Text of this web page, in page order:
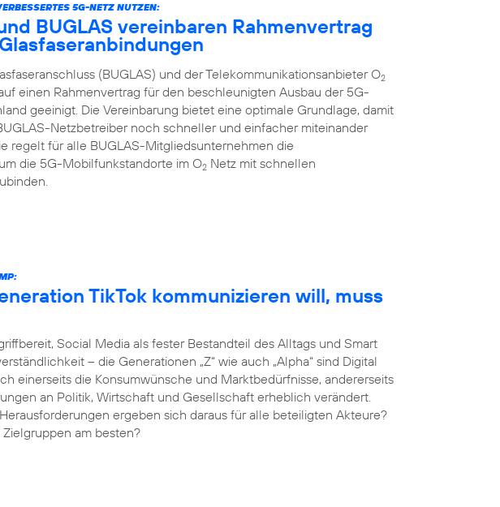
5G-NETZ NUTZEN:
BUGLAS vereinbaren Rahmenvertrag
(BUGLAS) und der Telekommunikationsanbieter O2
einen Rahmenvertrag für den beschleunigten Ausbau der 5G-
geeinigt. Die Vereinbarung bietet eine optimale Grundlage, damit
Netzbetreiber noch schneller und einfacher miteinander
regelt für alle BUGLAS-Mitgliedsunternehmen die
die 5G-Mobilfunkstandorte im O2 Netz mit schnellen
TikTok kommunizieren will, muss
Social Media als fester Bestandteil des Alltags und Smart
– die Generationen „Z“ wie auch „Alpha“ sind Digital
einerseits die Konsumwünsche und Marktbedürfnisse, andererseits
an Politik, Wirtschaft und Gesellschaft erheblich verändert.
ergeben sich daraus für alle beteiligten Akteure?
am besten?